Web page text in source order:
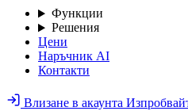
Функции
Решения
Цени
Наръчник AI
Контакти
Влизане в акаунта